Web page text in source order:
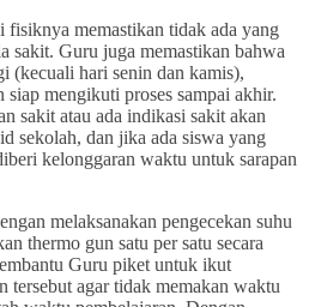
fisiknya memastikan tidak ada yang
sakit. Guru juga memastikan bahwa
(kecuali hari senin dan kamis),
siap mengikuti proses sampai akhir.
sakit atau ada indikasi sakit akan
sekolah, dan jika ada siswa yang
kelonggaran waktu untuk sarapan
melaksanakan pengecekan suhu
thermo gun satu per satu secara
Guru piket untuk ikut
tersebut agar tidak memakan waktu